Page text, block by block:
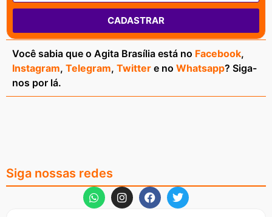
CADASTRAR
Você sabia que o Agita Brasília está no Facebook,
Instagram, Telegram, Twitter e no Whatsapp? Siga-
nos por lá.
Siga nossas redes